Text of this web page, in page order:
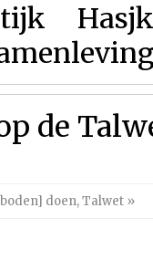
de
doen,Talwet »